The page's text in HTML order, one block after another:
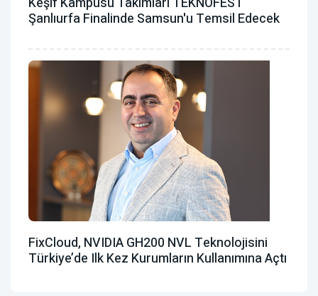
Şanlıurfa Finalinde Samsun'u Temsil Edecek
FixCloud, NVIDIA GH200 NVL Teknolojisini
Türkiye’de Ilk Kez Kurumların Kullanımına Açtı